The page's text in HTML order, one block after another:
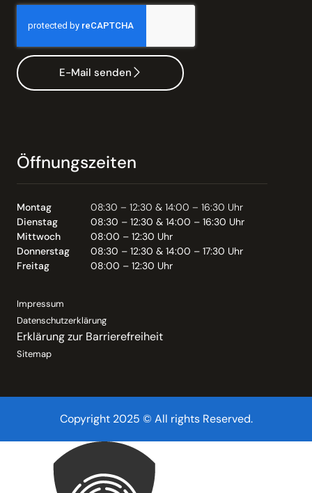
E-Mail senden
Öffnungszeiten
Montag
08:30 – 12:30 & 14:00 – 16:30 Uhr
Dienstag
08:30 – 12:30 & 14:00 – 16:30 Uhr
Mittwoch
08:00 – 12:30 Uhr
Donnerstag
08:30 – 12:30 & 14:00 – 17:30 Uhr
Freitag
08:00 – 12:30 Uhr
Impressum
Datenschutzerklärung
Erklärung zur Barrierefreiheit
Sitemap
Copyright 2025 © All rights Reserved.